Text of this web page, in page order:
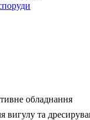
обладнання
вигулу та